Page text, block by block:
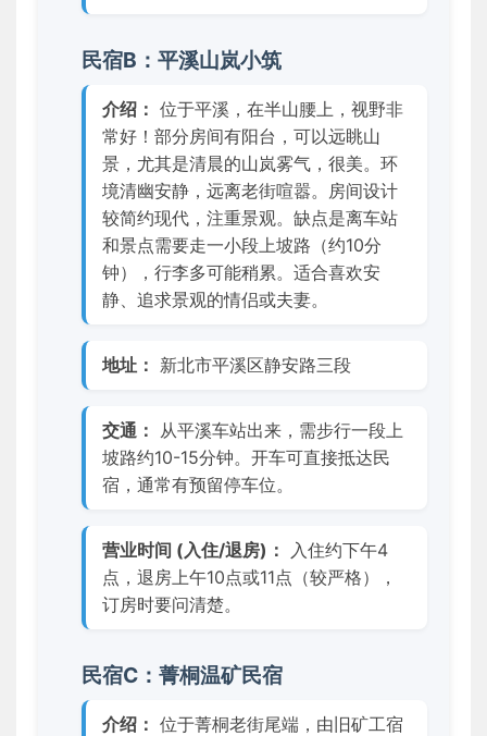
民宿B：平溪山岚小筑
介绍： 位于平溪，在半山腰上，视野非
常好！部分房间有阳台，可以远眺山
景，尤其是清晨的山岚雾气，很美。环
境清幽安静，远离老街喧嚣。房间设计
较简约现代，注重景观。缺点是离车站
和景点需要走一小段上坡路（约10分
钟），行李多可能稍累。适合喜欢安
静、追求景观的情侣或夫妻。
地址： 新北市平溪区静安路三段
交通：
从平溪车站出来，需步行一段上
坡路约10-15分钟。开车可直接抵达民
宿，通常有预留停车位。
营业时间 (入住/退房)：
入住约下午4
点，退房上午10点或11点（较严格），
订房时要问清楚。
民宿C：菁桐温矿民宿
介绍： 位于菁桐老街尾端，由旧矿工宿